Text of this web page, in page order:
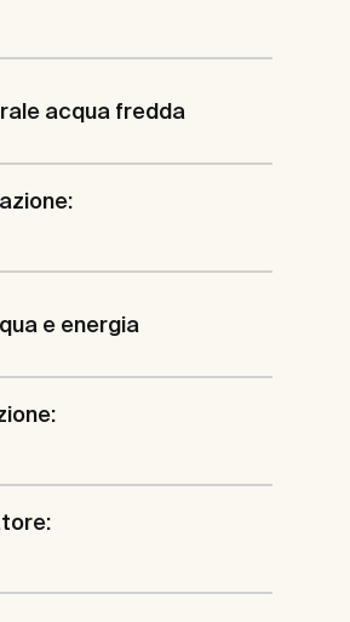
acqua fredda
e energia